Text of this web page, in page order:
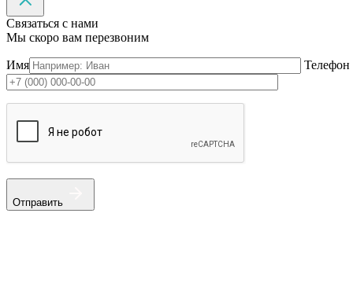
Связаться с нами
Мы скоро вам перезвоним
Имя Телефон
Отправить